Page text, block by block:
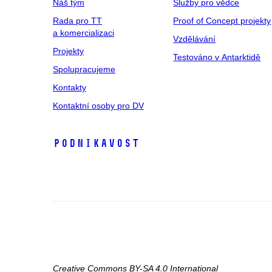
Náš tým
Rada pro TT
a komercializaci
Projekty
Spolupracujeme
Kontakty
Kontaktní osoby pro DV
Služby pro vědce
Proof of Concept projekty
Vzdělávání
Testováno v Antarktidě
Podnikavost
Creative Commons BY-SA 4.0 International